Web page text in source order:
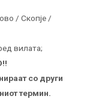
/ Скопје /
вилата;
со други
термин.